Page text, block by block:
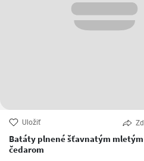
Uložiť
Batáty plnené šťavnatým mletým
čedarom